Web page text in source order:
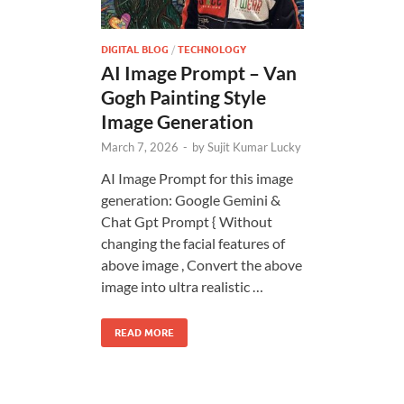
DIGITAL BLOG / TECHNOLOGY
AI Image Prompt – Van
Gogh Painting Style
Image Generation
March 7, 2026 - bySujit Kumar Lucky
AI Image Prompt for this image
generation: Google Gemini &
Chat Gpt Prompt { Without
changing the facial features of
above image , Convert the above
image into ultra realistic …
READ MORE